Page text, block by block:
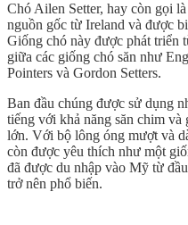
Chó Ailen Setter, hay còn gọi
nguồn gốc từ Ireland và được
Giống chó này được phát triển
giữa các giống chó săn như
Pointers và Gordon Setters.
Ban đầu chúng được sử dụng
tiếng với khả năng săn chim
lớn. Với bộ lông óng mượt và
còn được yêu thích như một
đã được du nhập vào Mỹ từ
trở nên phổ biến.